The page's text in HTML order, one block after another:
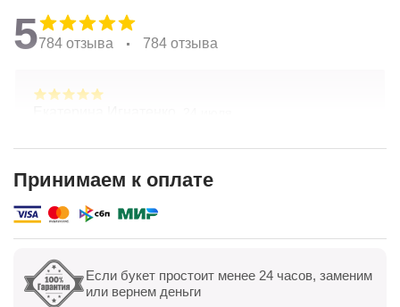
5784 отзыва 784 отзыва
Хорошая ценовая политика. Отличная доставка!
Показать все Оставить отзыв
Принимаем к оплате
Если букет простоит менее 24 часов, заменим
или вернем деньги